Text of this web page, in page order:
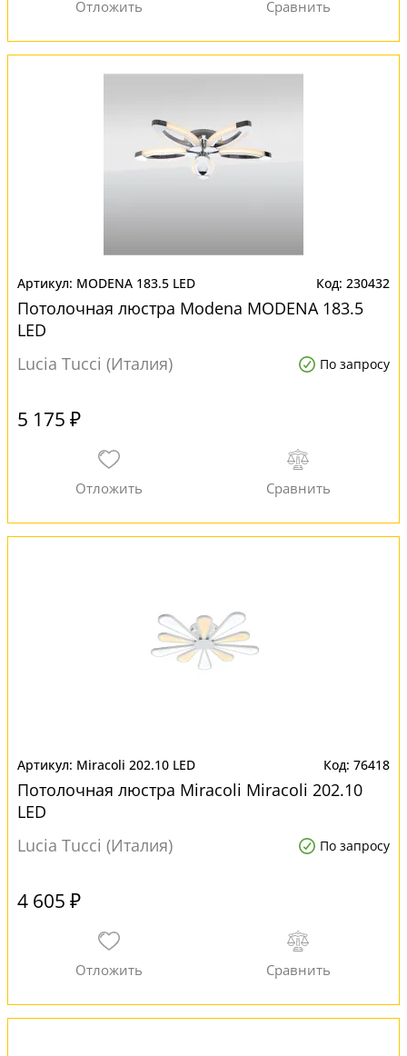
MODENA 183.5 LED 230432
Потолочная люстра Modena MODENA 183.5
LED
Lucia Tucci (Италия)
По запросу
5 175 ₽
Miracoli 202.10 LED 76418
Потолочная люстра Miracoli Miracoli 202.10
LED
Lucia Tucci (Италия)
По запросу
4 605 ₽